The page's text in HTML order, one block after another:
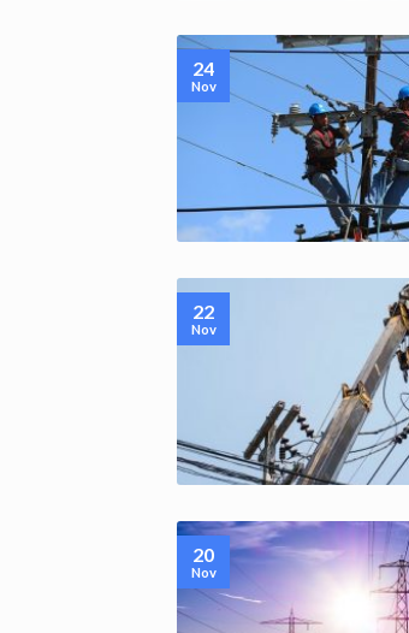
24
Nov
22
Nov
20
Nov